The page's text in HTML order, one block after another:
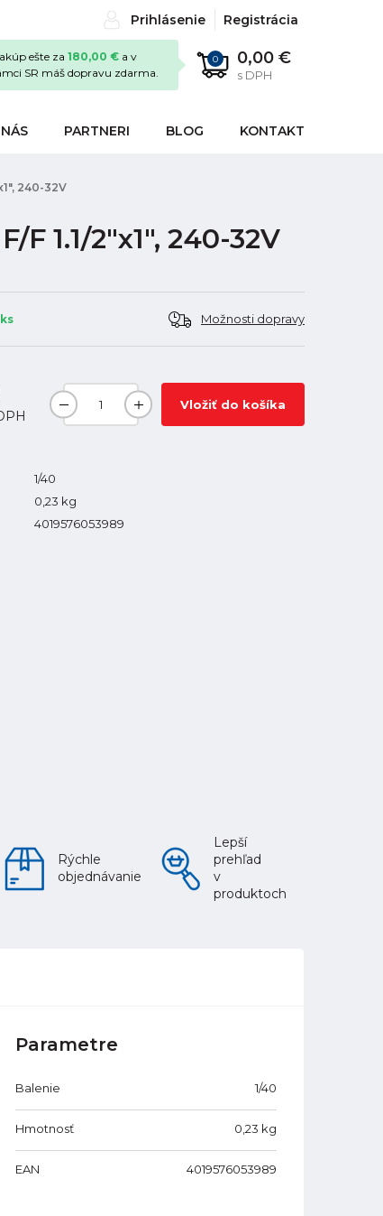
Prihlásenie Registrácia
0 0,00 €
s DPH
ešte za 180,00 € a v
SR máš dopravu zdarma.
PARTNERI BLOG KONTAKT
240-32V
1.1/2"x1", 240-32V
Možnosti dopravy
Vložiť do košíka
1/40
0,23 kg
4019576053989
Rýchle
objednávanie
Lepší
prehľad
v
produktoch
Parametre
Balenie 1/40
Hmotnosť 0,23 kg
EAN 4019576053989